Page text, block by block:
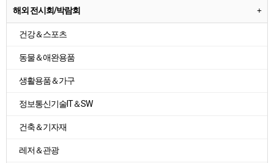
해외 전시회/박람회
건강＆스포츠
동물＆애완용품
생활용품＆가구
정보통신기술IT＆SW
건축＆기자재
레저＆관광